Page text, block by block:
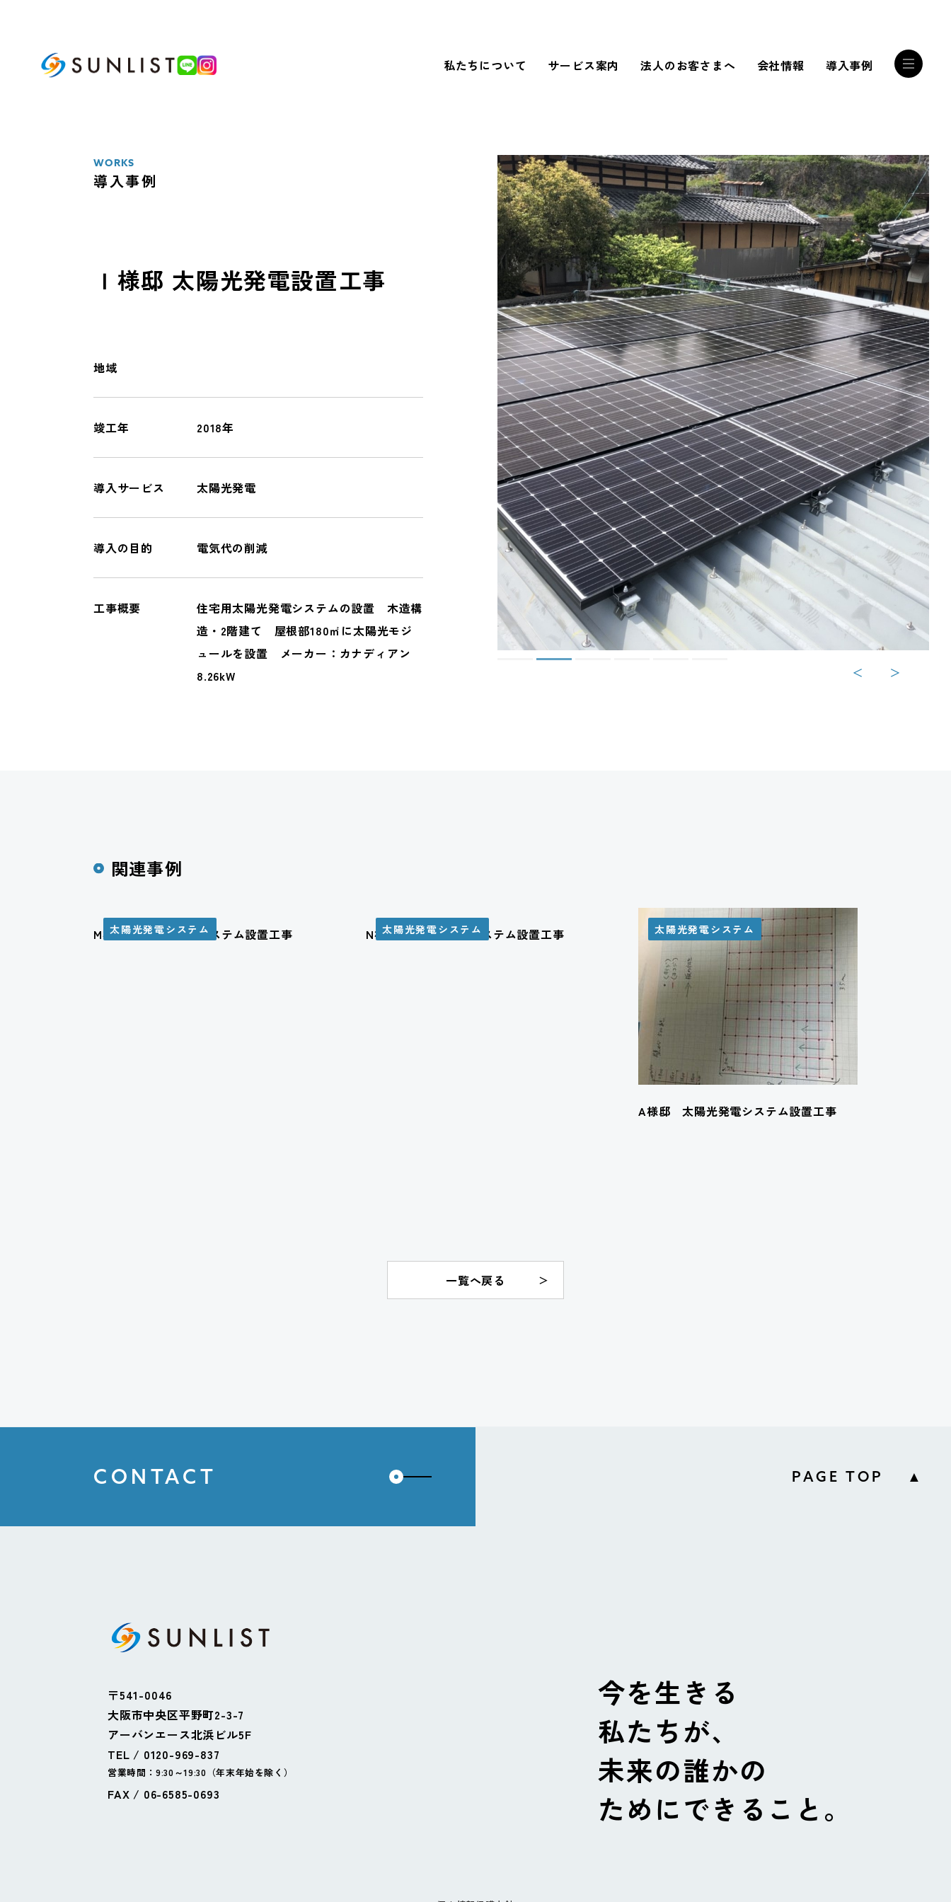
私たちについて サービス案内 法人のお客さまへ 会社情報 導入事例
蓄電池システム
COMPANY
FOR BUSINESS
our SDGs
誰かを幸せにする
サンリストの技術
RECRUIT INTERVIEW
私たちは
こんな会社です!
Sun List RECRUITMENT
WORKS
導入事例
Ｉ様邸 太陽光発電設置工事
＜ ＞
地域
竣工年 2018年
導入サービス 太陽光発電
導入の目的 電気代の削減
工事概要
住宅用太陽光発電システムの設置 木造構
造・2階建て 屋根部180㎡に太陽光モジ
ュールを設置 メーカー：カナディアン
8.26kW
関連事例
太陽光発電システム
M様邸 太陽光発電システム設置工事 太陽光発電システム
N様邸 太陽光発電システム設置工事 太陽光発電システム
A様邸 太陽光発電システム設置工事
一覧へ戻る
CONTACT PAGE TOP ▲
〒541-0046
大阪市中央区平野町2-3-7
アーバンエース北浜ビル5F
TEL / 0120-969-837
営業時間：9:30～19:30（年末年始を除く）
FAX / 06-6585-0693
今を生きる
私たちが、
未来の誰かの
ためにできること。